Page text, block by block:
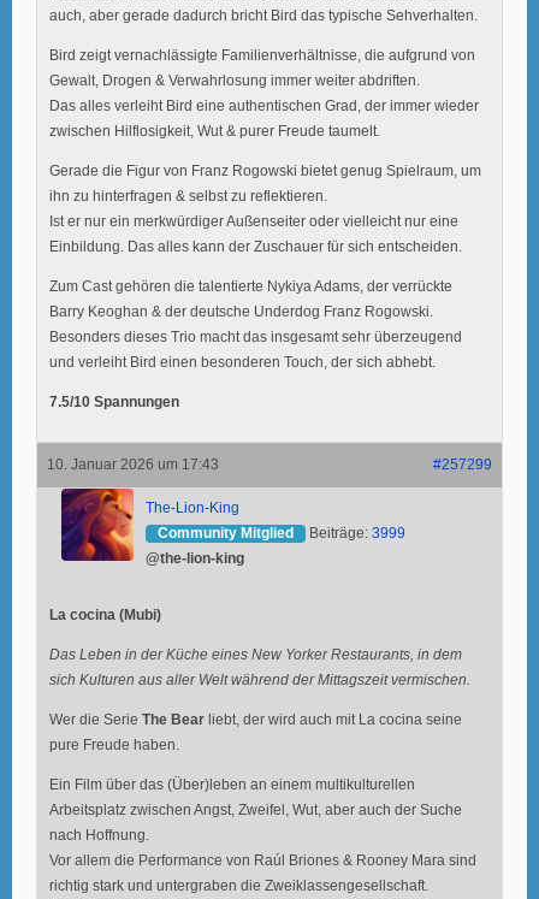
auch, aber gerade dadurch bricht Bird das typische Sehverhalten.
Bird zeigt vernachlässigte Familienverhältnisse, die aufgrund von
Gewalt, Drogen & Verwahrlosung immer weiter abdriften.
Das alles verleiht Bird eine authentischen Grad, der immer wieder
zwischen Hilflosigkeit, Wut & purer Freude taumelt.
Gerade die Figur von Franz Rogowski bietet genug Spielraum, um
ihn zu hinterfragen & selbst zu reflektieren.
Ist er nur ein merkwürdiger Außenseiter oder vielleicht nur eine
Einbildung. Das alles kann der Zuschauer für sich entscheiden.
Zum Cast gehören die talentierte Nykiya Adams, der verrückte
Barry Keoghan & der deutsche Underdog Franz Rogowski.
Besonders dieses Trio macht das insgesamt sehr überzeugend
und verleiht Bird einen besonderen Touch, der sich abhebt.
7.5/10 Spannungen
10. Januar 2026 um 17:43 #257299
The-Lion-King
Community Mitglied
Beiträge: 3999
@the-lion-king
La cocina (Mubi)
Das Leben in der Küche eines New Yorker Restaurants, in dem
sich Kulturen aus aller Welt während der Mittagszeit vermischen.
Wer die Serie The Bear liebt, der wird auch mit La cocina seine
pure Freude haben.
Ein Film über das (Über)leben an einem multikulturellen
Arbeitsplatz zwischen Angst, Zweifel, Wut, aber auch der Suche
nach Hoffnung.
Vor allem die Performance von Raúl Briones & Rooney Mara sind
richtig stark und untergraben die Zweiklassengesellschaft.